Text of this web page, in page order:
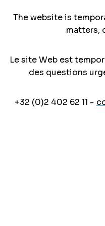
The website is
matters,
Le site Web est
des questions
+32 (0)2 402 62 11 -